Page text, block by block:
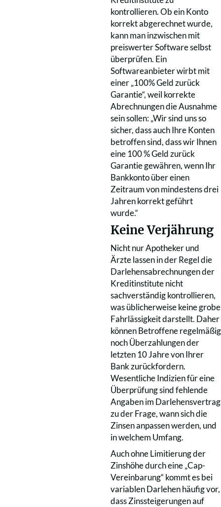
kontrollieren. Ob ein Konto
korrekt abgerechnet wurde,
kann man inzwischen mit
preiswerter Software selbst
überprüfen. Ein
Softwareanbieter wirbt mit
einer „100% Geld zurück
Garantie“, weil korrekte
Abrechnungen die Ausnahme
sein sollen: „Wir sind uns so
sicher, dass auch Ihre Konten
betroffen sind, dass wir Ihnen
eine 100 % Geld zurück
Garantie gewähren, wenn Ihr
Bankkonto über einen
Zeitraum von mindestens drei
Jahren korrekt geführt
wurde.“
Keine Verjährung
Nicht nur Apotheker und
Ärzte lassen in der Regel die
Darlehensabrechnungen der
Kreditinstitute nicht
sachverständig kontrollieren,
was üblicherweise keine grobe
Fahrlässigkeit darstellt. Daher
können Betroffene regelmäßig
noch Überzahlungen der
letzten 10 Jahre von Ihrer
Bank zurückfordern.
Wesentliche Indizien für eine
Überprüfung sind fehlende
Angaben im Darlehensvertrag
zu der Frage, wann sich die
Zinsen anpassen werden, und
in welchem Umfang.
Auch ohne Limitierung der
Zinshöhe durch eine „Cap-
Vereinbarung“ kommt es bei
variablen Darlehen häufig vor,
dass Zinssteigerungen auf